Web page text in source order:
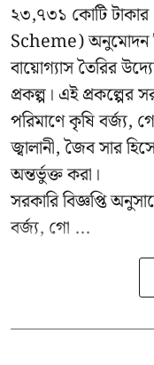
২৩,৭৩১ কোটি
Scheme) অনুমোদন
বায়োগ্যাস তৈরির
প্রকল্প। এই প্রকল্পের
পরিমাণে কৃষি বর্জ্য,
জ্বালানী, জৈব সার
অন্তর্ভুক্ত করা।
সরকারি বিজ্ঞপ্তি
বর্জ্য, গো ...